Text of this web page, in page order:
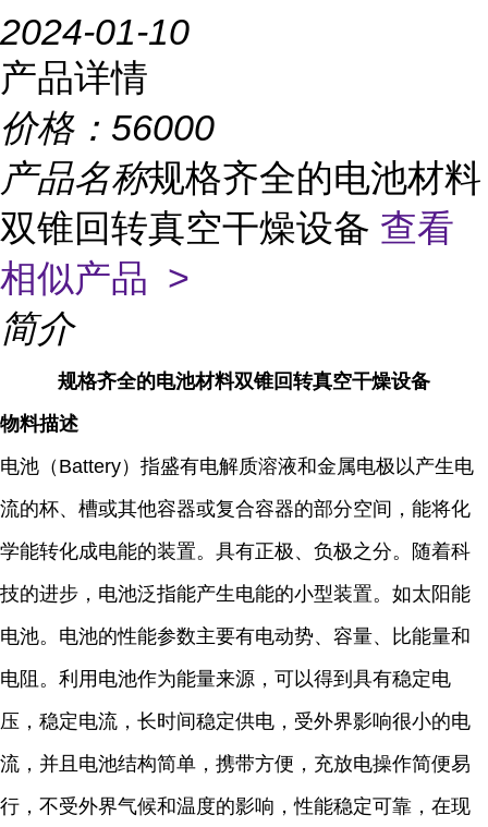
2024-01-10
产品详情
价格： 56000
产品名称规格齐全的电池材料
双锥回转真空干燥设备 查看
相似产品 >
简介
规格齐全的电池材料双锥回转真空干燥设备
物料描述
电池（Battery）指盛有电解质溶液和金属电极以产生电
流的杯、槽或其他容器或复合容器的部分空间，能将化
学能转化成电能的装置。具有正极、负极之分。随着科
技的进步，电池泛指能产生电能的小型装置。如太阳能
电池。电池的性能参数主要有电动势、容量、比能量和
电阻。利用电池作为能量来源，可以得到具有稳定电
压，稳定电流，长时间稳定供电，受外界影响很小的电
流，并且电池结构简单，携带方便，充放电操作简便易
行，不受外界气候和温度的影响，性能稳定可靠，在现